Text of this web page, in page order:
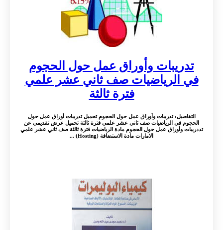
تدريبات وأوراق عمل حول الحجوم
في الرياضيات صف ثاني عشر علمي
فترة ثالثة
التفاصيل: تدريبات وأوراق عمل حول الحجوم تحميل تدريبات أوراق عمل حول
الحجوم في الرياضيات صف ثاني عشر علمي فترة ثالثة تحميل عرض تقديمي عن
تددريبات وأوراق عمل حول الحجوم مادة الرياضيات فترة ثالثة صف ثاني عشر علمي
الامارات مادة الاستضافة (Hosting) ...